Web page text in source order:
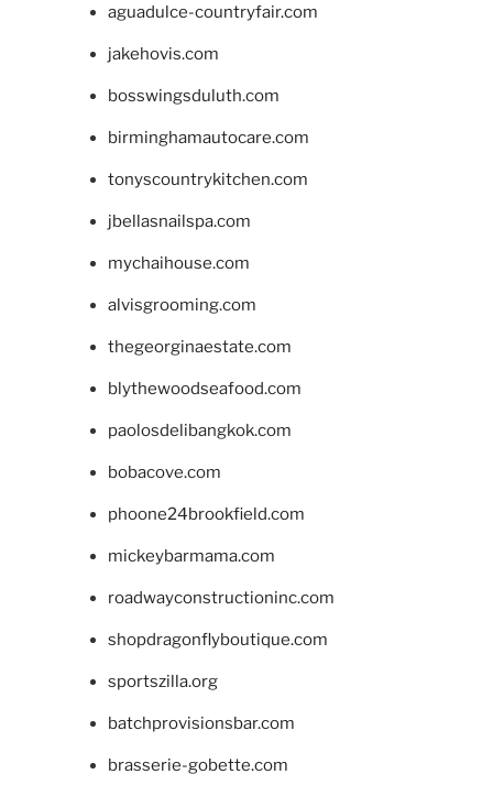
aguadulce-countryfair.com
jakehovis.com
bosswingsduluth.com
birminghamautocare.com
tonyscountrykitchen.com
jbellasnailspa.com
mychaihouse.com
alvisgrooming.com
thegeorginaestate.com
blythewoodseafood.com
paolosdelibangkok.com
bobacove.com
phoone24brookfield.com
mickeybarmama.com
roadwayconstructioninc.com
shopdragonflyboutique.com
sportszilla.org
batchprovisionsbar.com
brasserie-gobette.com